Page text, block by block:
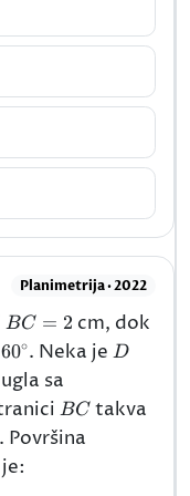
Planimetrija · 2022
BC=2
BC = 2 cm, dok
60^{\circ}
60∘. Neka jeD
D
sa
BC
BC takva
Površina